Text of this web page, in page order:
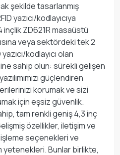
şekilde tasarlanmış
yazıcı/kodlayıcıya
inçlik ZD621R masaüstü
veya sektördeki tek 2
kodlayıcı olan
sahip olun: sürekli gelişen
güçlendiren
korumak ve sizi
için eşsiz güvenlik.
tam renkli geniş 4,3 inç
özellikler, iletişim ve
seçenekleri ve
yetenekleri. Bunlar birlikte,